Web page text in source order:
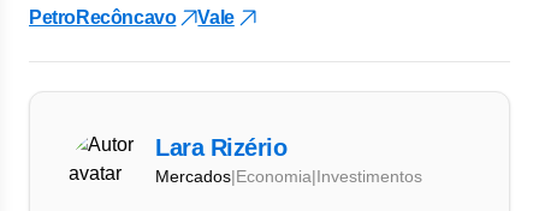
PetroRecôncavo
Vale
Lara Rizério
Mercados|Economia|Investimentos